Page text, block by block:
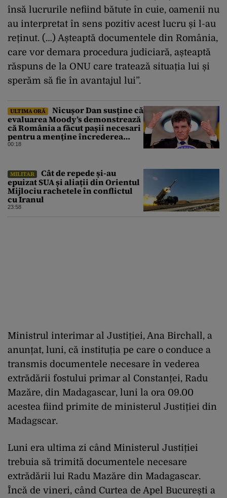
însă lucrurile nefiind bătute în cuie, oamenii nu
au interpretat în sens pozitiv acest lucru și l-au
reținut. (…) Așteaptă documentele din România,
care vor demara procedura judiciară, așteaptă
răspuns de la ONU care tratează situația lui și
sperăm să fie în avantajul lui”.
ULTIMA ORĂ
Nicușor Dan susține că
evaluarea Moody’s demonstrează
că România a făcut pașii necesari
pentru a menține încrederea
investitorilor: „Totuși,
00:18
MILITAR
Cât de repede și-au
epuizat SUA și aliații din Orientul
Mijlociu rachetele în conflictul
cu Iranul
23:58
Ministrul interimar al Justiției, Ana Birchall, a
anunțat, luni, că instituția pe care o conduce a
transmis documentele necesare în vederea
extrădării fostului primar al Constanței, Radu
Mazăre, din Madagascar, luni la ora 09.00
acestea fiind primite de ministerul Justiției din
Madagscar.
Luni era ultima zi când Ministerul Justiției
trebuia să trimită documentele necesare
extrădării lui Radu Mazăre din Madagascar.
Încă de vineri, când Curtea de Apel București a